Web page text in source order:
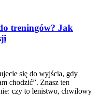
treningów? Jak
się do wyjścia, gdy
chodzić”. Znasz ten
czy to lenistwo, chwilowy